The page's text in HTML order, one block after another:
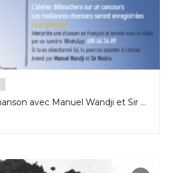
Atelier de la Chanson avec Manuel Wandji et Sir Nostra à Douala le 27 Mars 2021